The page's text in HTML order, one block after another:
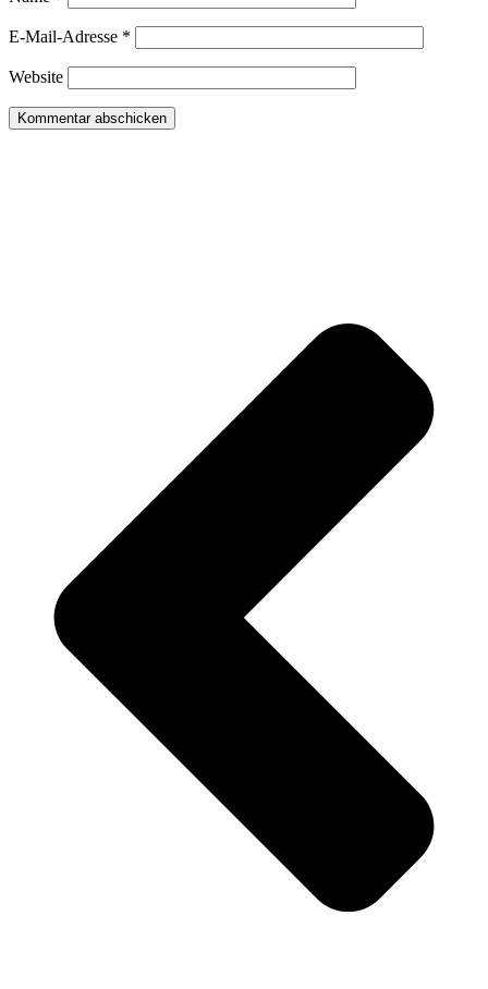
E-Mail-Adresse *
Website